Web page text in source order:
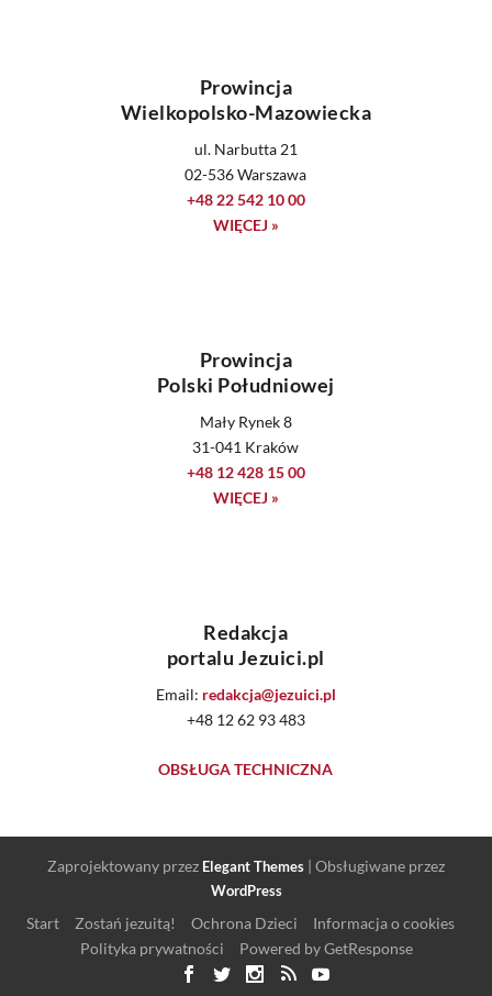
Prowincja
Wielkopolsko-Mazowiecka
ul. Narbutta 21
02-536 Warszawa
+48 22 542 10 00
WIĘCEJ »
Prowincja
Polski Południowej
Mały Rynek 8
31-041 Kraków
+48 12 428 15 00
WIĘCEJ »
Redakcja
portalu Jezuici.pl
Email: redakcja@jezuici.pl
+48 12 62 93 483
OBSŁUGA TECHNICZNA
Zaprojektowany przez Elegant Themes | Obsługiwane przez
WordPress
Start Zostań jezuitą! Ochrona Dzieci
Informacja o cookies
Polityka prywatności
Powered by GetResponse